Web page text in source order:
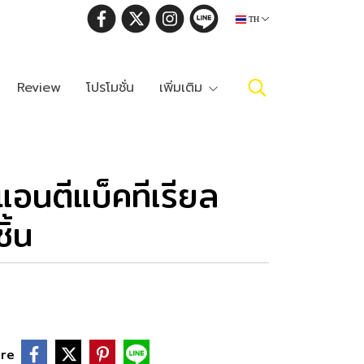
TH
Review โปรโมชั่น เพิ่มเติม
นตีแบ็คทีเรียล
น